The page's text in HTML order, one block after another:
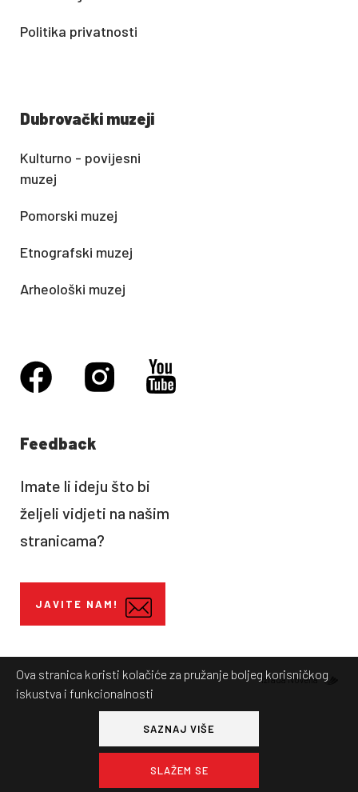
Ova stranica koristi kolačiće za pružanje boljeg korisničkog
iskustva i funkcionalnosti
SAZNAJ VIŠE
SLAŽEM SE
Politika privatnosti
Dubrovački muzeji
Kulturno - povijesni
muzej
Pomorski muzej
Etnografski muzej
Arheološki muzej
Feedback
Imate li ideju što bi
željeli vidjeti na našim
stranicama?
JAVITE NAM!
Izrada Novena